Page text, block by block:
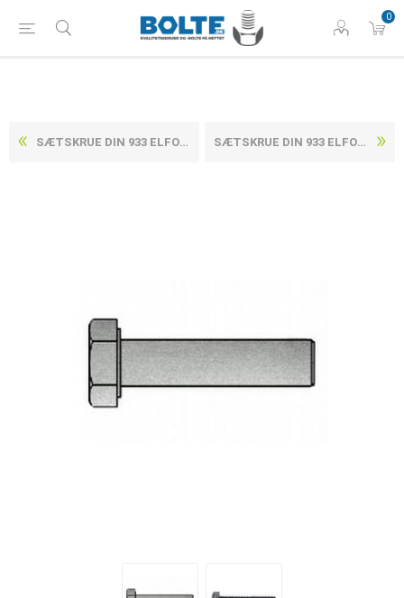
0
SÆTSKRUE DIN 933 ELFORZINKET (8 TLP + SL ) STÅL KL. 8.8 M8X18 (200 STK) SÆTSKRUE DIN 933 ELFORZINKET (8 TLP + SL ) STÅL KL. 8.8 M8X22 (200 STK)